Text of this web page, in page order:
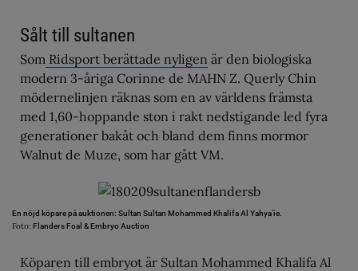
Sålt till sultanen
Som Ridsport berättade nyligen är den biologiska
modern 3-åriga Corinne de MAHN Z. Querly Chin
mödernelinjen räknas som en av världens främsta
med 1,60-hoppande ston i rakt nedstigande led fyra
generationer bakåt och bland dem finns mormor
Walnut de Muze, som har gått VM.
En nöjd köpare på auktionen: Sultan Sultan Mohammed Khalifa Al Yahya’ie.
Foto: Flanders Foal & Embryo Auction
Köparen till embryot är Sultan Mohammed Khalifa Al